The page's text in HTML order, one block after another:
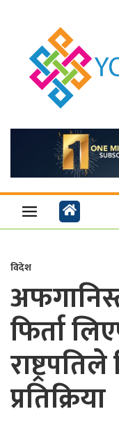
विदेश
फिर्ता
प्रतिक्रिया